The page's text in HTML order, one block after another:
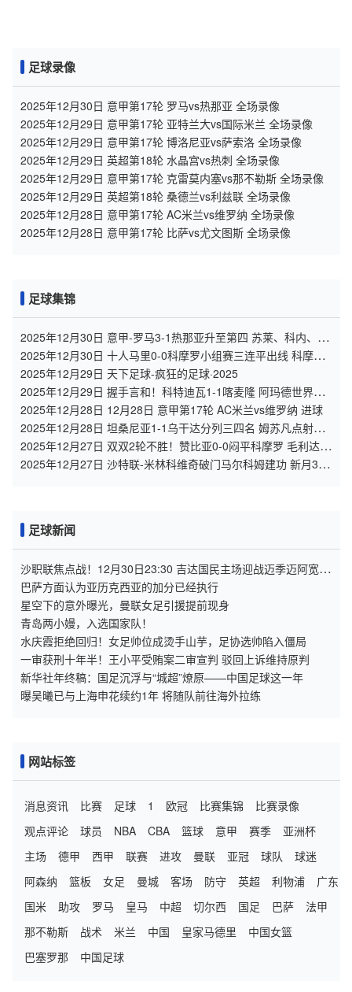
足球录像
2025年12月30日 意甲第17轮 罗马vs热那亚 全场录像
2025年12月29日 意甲第17轮 亚特兰大vs国际米兰 全场录像
2025年12月29日 意甲第17轮 博洛尼亚vs萨索洛 全场录像
2025年12月29日 英超第18轮 水晶宫vs热刺 全场录像
2025年12月29日 意甲第17轮 克雷莫内塞vs那不勒斯 全场录像
2025年12月29日 英超第18轮 桑德兰vs利兹联 全场录像
2025年12月28日 意甲第17轮 AC米兰vs维罗纳 全场录像
2025年12月28日 意甲第17轮 比萨vs尤文图斯 全场录像
足球集锦
2025年12月30日 意甲-罗马3-1热那亚升至第四 苏莱、科内、弗
格森破门
2025年12月30日 十人马里0-0科摩罗小组赛三连平出线 科摩罗
出局海达拉88分钟染红
2025年12月29日 天下足球-疯狂的足球·2025
2025年12月29日 握手言和！科特迪瓦1-1喀麦隆 阿玛德世界波
姆伯莫破门乏术
2025年12月28日 12月28日 意甲第17轮 AC米兰vs维罗纳 进球
2025年12月28日 坦桑尼亚1-1乌干达分列三四名 姆苏凡点射伊
克皮苏扳平奥凯洛失点
2025年12月27日 双双2轮不胜！赞比亚0-0闷平科摩罗 毛利达破
门因队友犯规被吹
2025年12月27日 沙特联-米林科维奇破门马尔科姆建功 新月3-2
足球新闻
沙职联焦点战！12月30日23:30 吉达国民主场迎战迈季迈阿宽广
亚冠资格VS保级生死战
巴萨方面认为亚历克西亚的加分已经执行
星空下的意外曝光，曼联女足引援提前现身
青岛两小嫚，入选国家队！
水庆霞拒绝回归！女足帅位成烫手山芋，足协选帅陷入僵局
一审获刑十年半！王小平受贿案二审宣判 驳回上诉维持原判
新华社年终稿：国足沉浮与“城超”燎原——中国足球这一年
曝吴曦已与上海申花续约1年 将随队前往海外拉练
网站标签
消息资讯 比赛 足球 1 欧冠 比赛集锦
比赛录像
观点评论
球员 NBA CBA 篮球 意甲 赛季
亚洲杯
主场
德甲 西甲 联赛 进攻 曼联 亚冠 球队
球迷
阿森纳
篮板 女足 曼城 客场 防守 英超 利物浦
广东
国米
助攻 罗马 皇马 中超 切尔西 国足 巴萨
法甲
那不勒斯
战术 米兰 中国 皇家马德里
中国女篮
巴塞罗那
中国足球